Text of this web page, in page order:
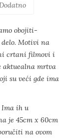
obojiti-
Motivi na
crtani filmovi i
aktuealna mrtva
su veći gde ima
Ima ih u
je 45cm x 60cm
na ovom